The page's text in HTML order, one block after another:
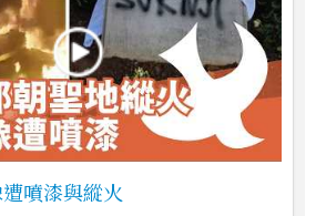
噴漆與縱火